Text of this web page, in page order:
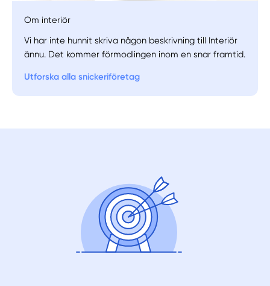
Manuellt Få hjälp
Om interiör
Vi har inte hunnit skriva någon beskrivning till Interiör
ännu. Det kommer förmodlingen inom en snar framtid.
Utforska alla snickeriföretag